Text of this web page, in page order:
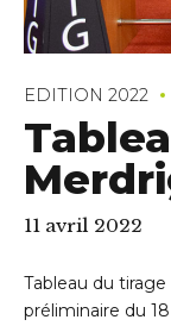
EDITION 2022
11 avril 2022
Tableau du
préliminaire du